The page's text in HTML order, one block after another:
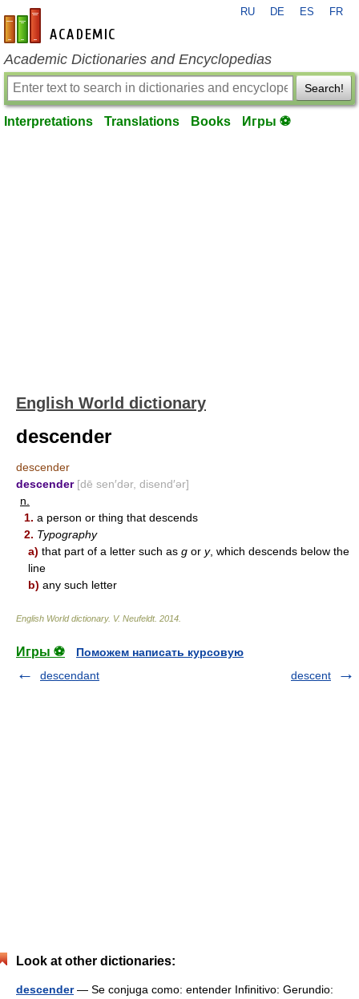
en-academic.com
RU DE ES FR
Academic Dictionaries and Encyclopedias
Search!
Interpretations Translations Books Игры ⚽
English World dictionary
descender
descender
descender [dē sen′dər, disend′ər]
n.
1. a person or thing that descends
2. Typography
a) that part of a letter such as g or y, which descends below the
line
b) any such letter
English World dictionary. V. Neufeldt. 2014
Игры ⚽
Поможем написать курсовую
descendant
descent
Look at other dictionaries:
descender— Se conjuga como: entender Infinitivo: Gerundio: